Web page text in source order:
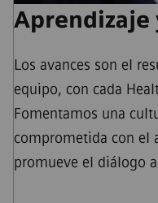
Aprendizaje
Los avances son el
equipo, con cada
Fomentamos una
comprometida con el
promueve el diálogo